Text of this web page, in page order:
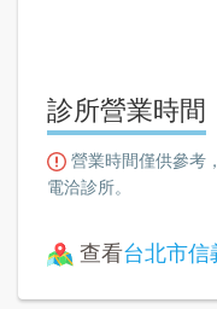
診所營業時間
營業時間僅供參考
電洽診所。
查看台北市信